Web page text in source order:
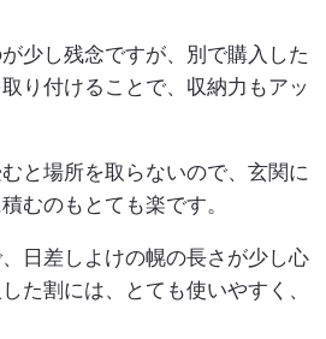
少し残念ですが、別で購入した
り付けることで、収納力もアッ
と場所を取らないので、玄関に
むのもとても楽です。
日差しよけの幌の長さが少し心
た割には、とても使いやすく、